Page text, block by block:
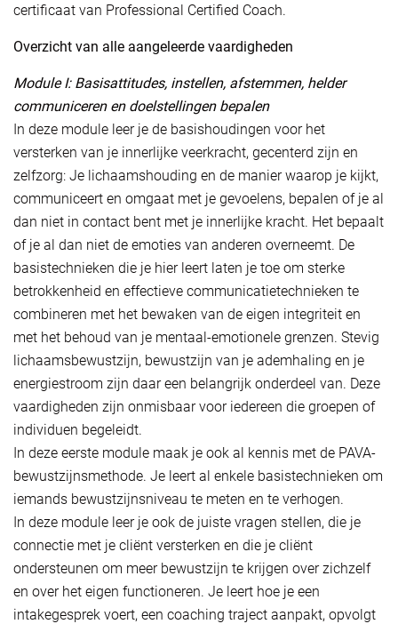
certificaat van Professional Certified Coach.
Overzicht van alle aangeleerde vaardigheden
Module I: Basisattitudes, instellen, afstemmen, helder
communiceren en doelstellingen bepalen
In deze module leer je de basishoudingen voor het
versterken van je innerlijke veerkracht, gecenterd zijn en
zelfzorg: Je lichaamshouding en de manier waarop je kijkt,
communiceert en omgaat met je gevoelens, bepalen of je al
dan niet in contact bent met je innerlijke kracht. Het bepaalt
of je al dan niet de emoties van anderen overneemt. De
basistechnieken die je hier leert laten je toe om sterke
betrokkenheid en effectieve communicatietechnieken te
combineren met het bewaken van de eigen integriteit en
met het behoud van je mentaal-emotionele grenzen. Stevig
lichaamsbewustzijn, bewustzijn van je ademhaling en je
energiestroom zijn daar een belangrijk onderdeel van. Deze
vaardigheden zijn onmisbaar voor iedereen die groepen of
individuen begeleidt.
In deze eerste module maak je ook al kennis met de PAVA-
bewustzijnsmethode. Je leert al enkele basistechnieken om
iemands bewustzijnsniveau te meten en te verhogen.
In deze module leer je ook de juiste vragen stellen, die je
connectie met je cliënt versterken en die je cliënt
ondersteunen om meer bewustzijn te krijgen over zichzelf
en over het eigen functioneren. Je leert hoe je een
intakegesprek voert, een coaching traject aanpakt, opvolgt